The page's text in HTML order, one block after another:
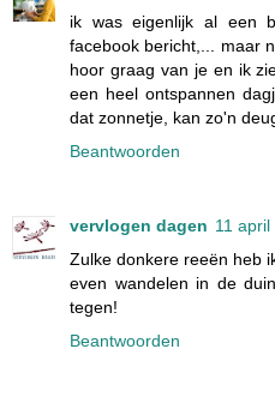
ik was eigenlijk al een
facebook bericht,... maar
hoor graag van je en ik
een heel ontspannen
dat zonnetje, kan zo'n
Beantwoorden
vervlogen dagen 11 april
Zulke donkere reeën heb
even wandelen in de
tegen!
Beantwoorden